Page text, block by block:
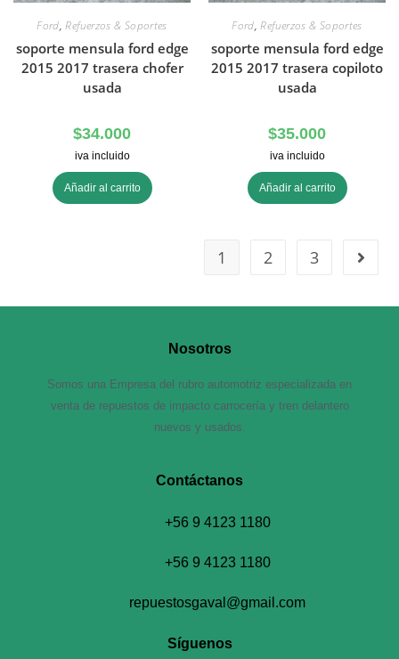
Ford,Refuerzos & Soportes
soporte mensula ford edge
2015 2017 trasera chofer
usada
$34.000
iva incluido
Añadir al carrito
Ford,Refuerzos & Soportes
soporte mensula ford edge
2015 2017 trasera copiloto
usada
$35.000
iva incluido
Añadir al carrito
1 2 3
Nosotros
Somos una Empresa del rubro automotriz especializada en
venta de repuestos de impacto carrocería y tren delantero
nuevos y usados.
Contáctanos​
+56 9 4123 1180
+56 9 4123 1180
repuestosgaval@gmail.com
Síguenos